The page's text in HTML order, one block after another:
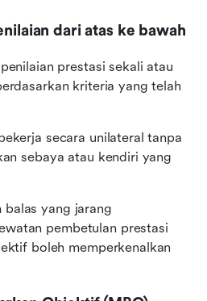
dari atas ke bawah
prestasi sekali atau
kriteria yang telah
secara unilateral tanpa
sebaya atau kendiri yang
balas yang jarang
pembetulan prestasi
boleh memperkenalkan